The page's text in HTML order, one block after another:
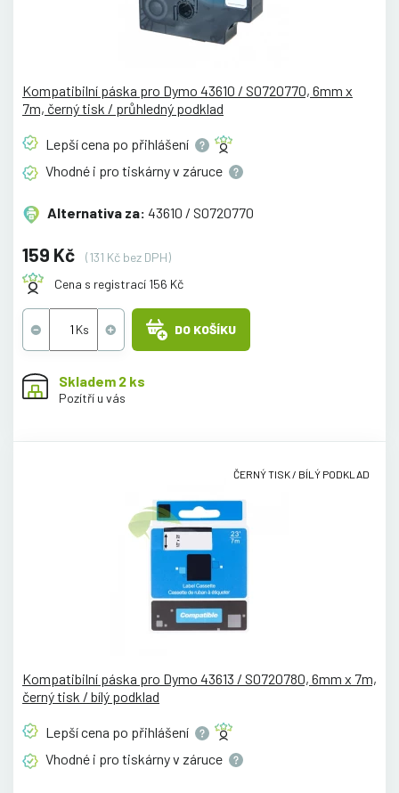
Kompatibilní páska pro Dymo 43610 / S0720770, 6mm x
7m, černý tisk / průhledný podklad
Lepší cena po přihlášení
Vhodné i pro tiskárny v záruce
Alternativa za: 43610 / S0720770
159 Kč
(131 Kč bez DPH)
Cena s registrací 156 Kč
DO KOŠÍKU
Skladem 2 ks
Pozítří u vás
ČERNÝ TISK / BÍLÝ PODKLAD
Kompatibilní páska pro Dymo 43613 / S0720780, 6mm x 7m,
černý tisk / bílý podklad
Lepší cena po přihlášení
Vhodné i pro tiskárny v záruce